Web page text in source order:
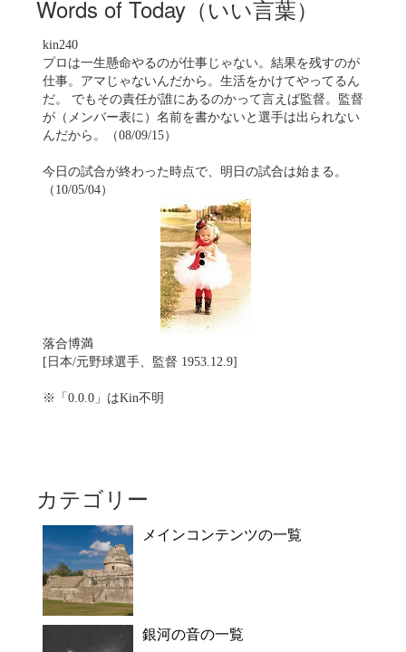
Words of Today（いい言葉）
kin240
プロは一生懸命やるのが仕事じゃない。結果を残すのが
仕事。アマじゃないんだから。生活をかけてやってるん
だ。 でもその責任が誰にあるのかって言えば監督。監督
が（メンバー表に）名前を書かないと選手は出られない
んだから。（08/09/15）
今日の試合が終わった時点で、明日の試合は始まる。
（10/05/04）
落合博満
[日本/元野球選手、監督 1953.12.9]
※「0.0.0」はKin不明
カテゴリー
メインコンテンツの一覧
銀河の音の一覧